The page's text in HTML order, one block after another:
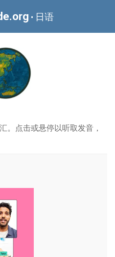
• 日语
。点击或悬停以听取发音，